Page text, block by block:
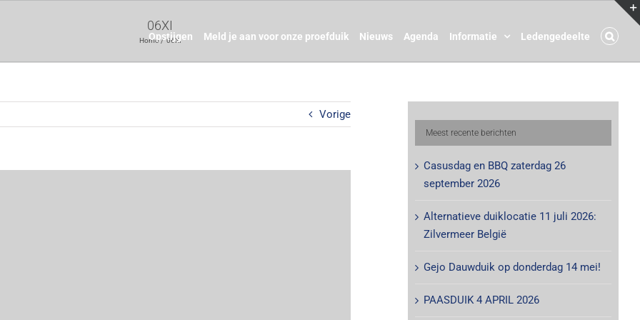
Opstijgen Meld je aan voor onze proefduik Nieuws Agenda Informatie Ledengedeelte
06XI
Home 06XI
Vorige
Meest recente berichten
Casusdag en BBQ zaterdag 26
september 2026
Alternatieve duiklocatie 11 juli 2026:
Zilvermeer België
Gejo Dauwduik op donderdag 14 mei!
PAASDUIK 4 APRIL 2026